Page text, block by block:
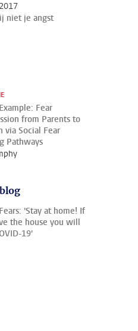
niet je angst
Fear
from Parents to
via Social Fear
Pathways
'Stay at home! If
the house you will
19'